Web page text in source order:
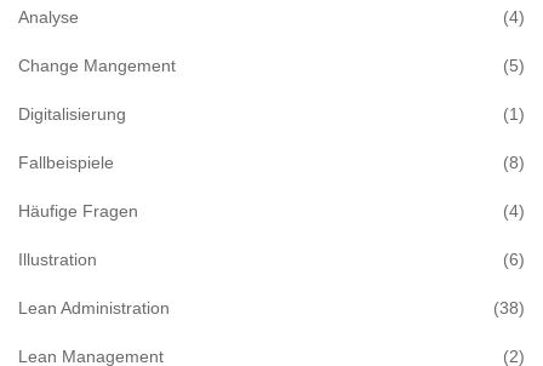
Analyse (4)
Change Mangement (5)
Digitalisierung (1)
Fallbeispiele (8)
Häufige Fragen (4)
Illustration (6)
Lean Administration (38)
Lean Management (2)